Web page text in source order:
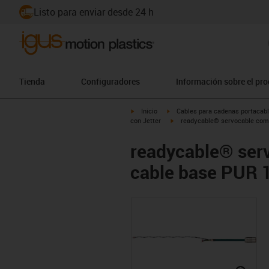
Listo para enviar desde 24 h
Tienda Configuradores Información sobre el
igus-icon-arrow-right
Inicio igus-icon-arrow-right
Cables para cadenas
con Jetter
igus-icon-arrow-right
readycable® servocable
readycable®
cable base PUR